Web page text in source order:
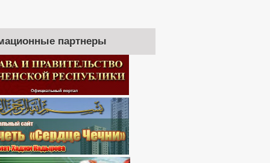
партнеры